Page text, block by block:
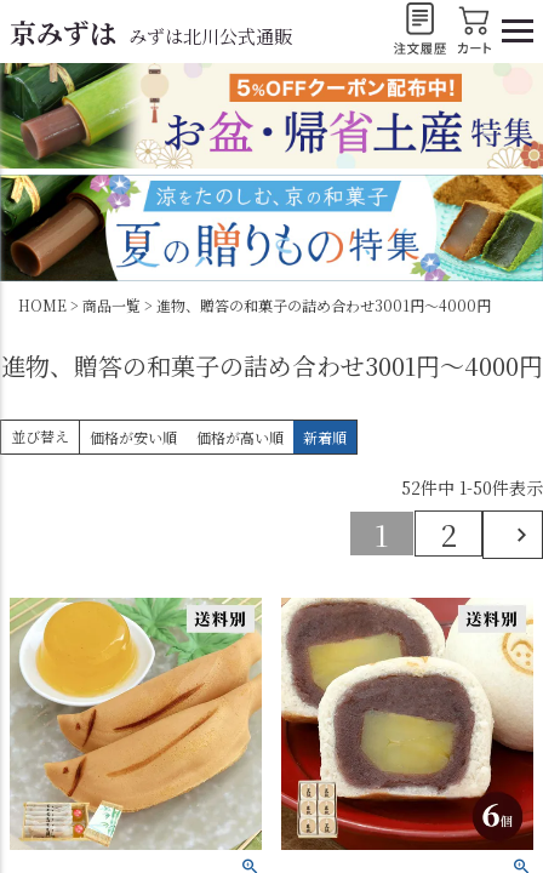
京みずは みずは北川公式通販
HOME 商品一覧 進物、贈答の和菓子の詰め合わせ3001円～4000円
進物、贈答の和菓子の詰め合わせ3001円～4000円
並び替え 価格が安い順 価格が高い順 新着順
52件中 1-50件表示
1 2